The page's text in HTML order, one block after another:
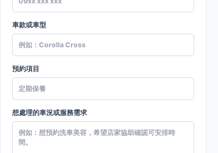
車款或車型
預約項目
想處理的車況或服務需求